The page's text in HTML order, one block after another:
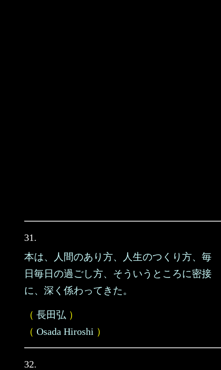
31.
本は、人間のあり方、人生のつくり方、毎
日毎日の過ごし方、そういうところに密接
に、深く係わってきた。
（ 長田弘 ）
（ Osada Hiroshi ）
32.